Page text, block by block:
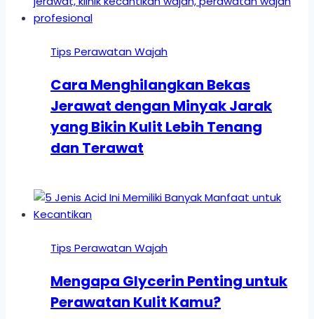
Tips Perawatan Wajah
Cara Menghilangkan Bekas
Jerawat dengan Minyak Jarak
yang Bikin Kulit Lebih Tenang
dan Terawat
Tips Perawatan Wajah
Mengapa Glycerin Penting untuk
Perawatan Kulit Kamu?